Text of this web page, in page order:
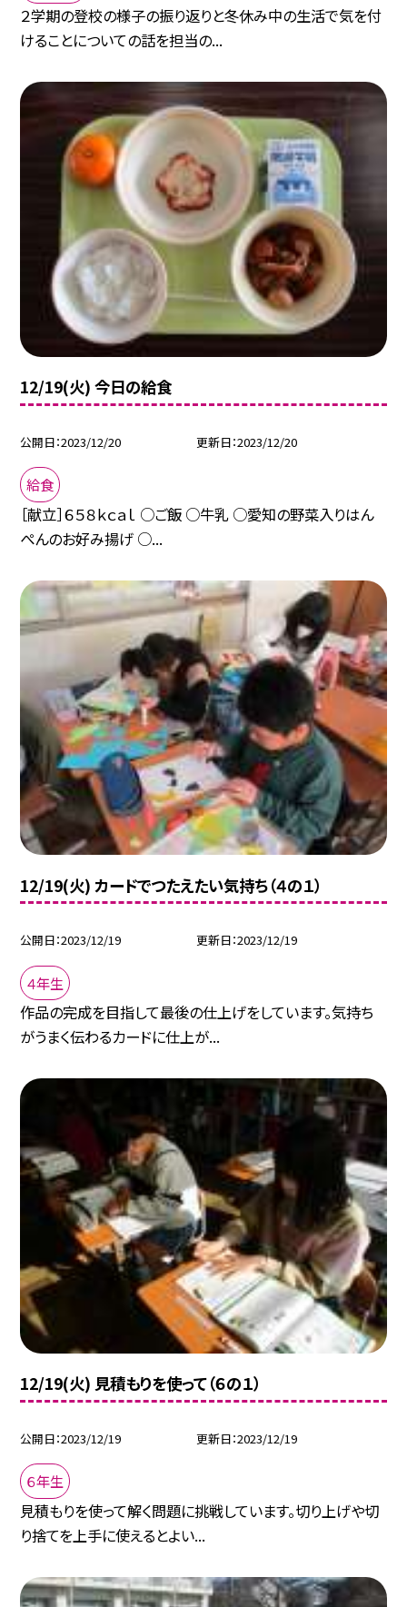
２学期の登校の様子の振り返りと冬休み中の生活で気を付
けることについての話を担当の...
12/19(火) 今日の給食
公開日 2023/12/20 更新日 2023/12/20
給食
［献立］６５８ｋｃａｌ ○ご飯 ○牛乳 ○愛知の野菜入りはん
ぺんのお好み揚げ ○...
12/19(火) カードでつたえたい気持ち（４の１）
公開日 2023/12/19 更新日 2023/12/19
４年生
作品の完成を目指して最後の仕上げをしています。気持ち
がうまく伝わるカードに仕上が...
12/19(火) 見積もりを使って（６の１）
公開日 2023/12/19 更新日 2023/12/19
６年生
見積もりを使って解く問題に挑戦しています。切り上げや切
り捨てを上手に使えるとよい...